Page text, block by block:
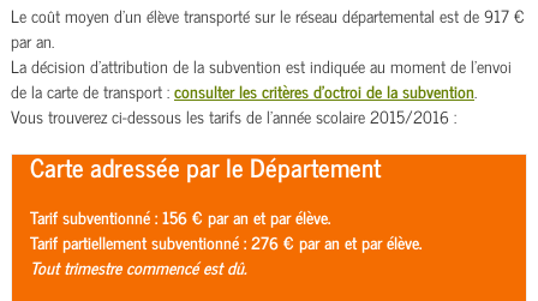
Le coût moyen d'un élève transporté sur le réseau départemental est de 917 €
par an.
La décision d’attribution de la subvention est indiquée au moment de l’envoi
de la carte de transport :consulter les critères d'octroi de la subvention.
Vous trouverez ci-dessous les tarifs de l'année scolaire 2015/2016 :
Carte adressée par le Département
Tarif subventionné : 156 € par an et par élève.
Tarif partiellement subventionné : 276 € par an et par élève.
Tout trimestre commencé est dû.